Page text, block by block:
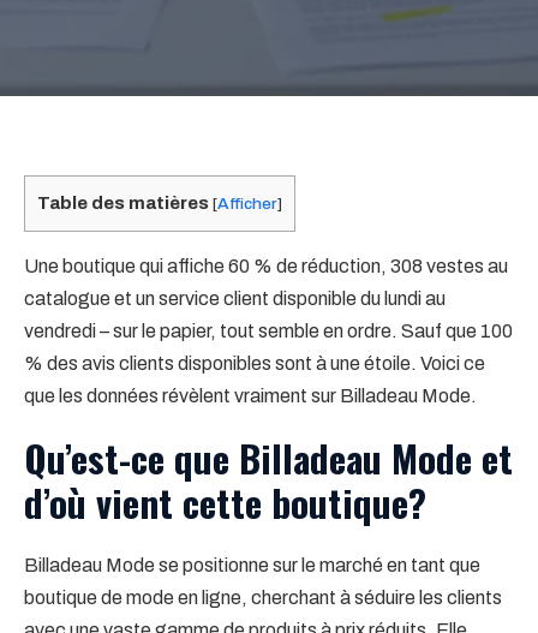
Table des matières [Afficher]
Une boutique qui affiche 60 % de réduction, 308 vestes au
catalogue et un service client disponible du lundi au
vendredi – sur le papier, tout semble en ordre. Sauf que 100
% des avis clients disponibles sont à une étoile. Voici ce
que les données révèlent vraiment sur Billadeau Mode.
Qu’est-ce que Billadeau Mode et
d’où vient cette boutique?
Billadeau Mode se positionne sur le marché en tant que
boutique de mode en ligne, cherchant à séduire les clients